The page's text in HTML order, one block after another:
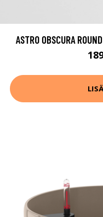
ASTRO OBSCURA